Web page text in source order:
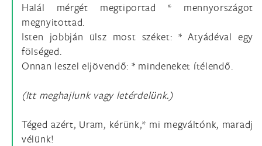
Halál mérgét megtiportad * mennyországot
megnyitottad.
Isten jobbján ülsz most széket: * Atyádéval egy
fölséged.
Onnan leszel eljövendő: * mindeneket ítélendő.
(Itt meghajlunk vagy letérdelünk.)
Téged azért, Uram, kérünk,* mi megváltónk, maradj
vélünk!